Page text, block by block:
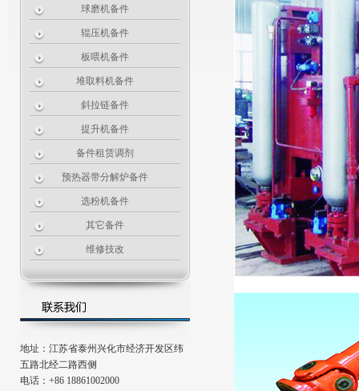
球磨机备件
辊压机备件
板喂机备件
堆取料机备件
斜拉链备件
提升机备件
备件租赁调剂
预热器带分解炉备件
选粉机备件
其它备件
维修技改
地址：江苏省泰州兴化市经济开发区纬
五路北经二路西侧
电话：+86 18861002000